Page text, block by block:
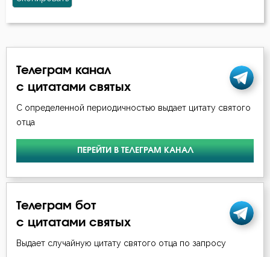
Телеграм канал
с цитатами святых
С определенной периодичностью выдает цитату святого
отца
ПЕРЕЙТИ В ТЕЛЕГРАМ КАНАЛ
Телеграм бот
с цитатами святых
Выдает случайную цитату святого отца по запросу